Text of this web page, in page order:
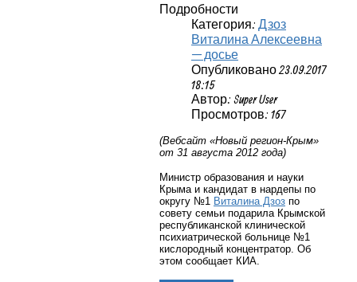
Подробности
Категория: Дзоз
Виталина Алексеевна
— досье
Опубликовано 23.09.2017
18:15
Автор: Super User
Просмотров: 167
(Вебсайт «Новый регион-Крым»
от 31 августа 2012 года)
Министр образования и науки
Крыма и кандидат в нардепы по
округу №1 Виталина Дзоз по
совету семьи подарила Крымской
республиканской клинической
психиатрической больнице №1
кислородный концентратор. Об
этом сообщает КИА.